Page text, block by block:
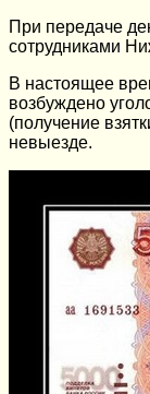
При передаче
сотрудниками
В настоящее
возбуждено
(получение
невыезде.